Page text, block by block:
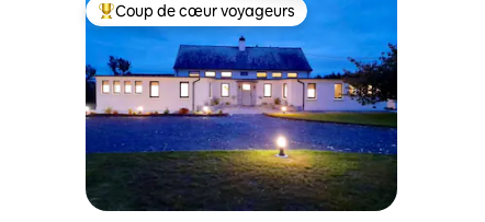
: 4,87 sur 5
appréciés Coups de cœur voyageurs les plus appréciés
Coup de cœur voyageurs